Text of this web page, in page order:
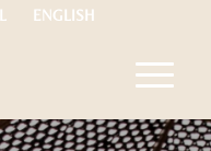
ENGLISH